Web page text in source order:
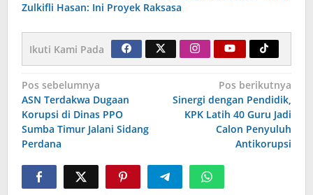
Zulkifli Hasan: Ini Proyek Raksasa
Ikuti Kami Pada
Navigasi
pos
Pos sebelumnya
ASN Terdakwa Dugaan
Korupsi di Dinas PPO
Sumba Timur Jalani Sidang
Perdana
Pos berikutnya
Sinergi dengan Pendidik,
KPK Latih 40 Guru Jadi
Calon Penyuluh
Antikorupsi